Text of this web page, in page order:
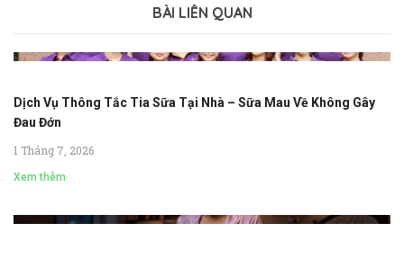
BÀI LIÊN QUAN
Dịch Vụ Thông Tắc Tia Sữa Tại Nhà – Sữa Mau Về Không Gây
Đau Đớn
1 Tháng 7, 2026
Xem thêm